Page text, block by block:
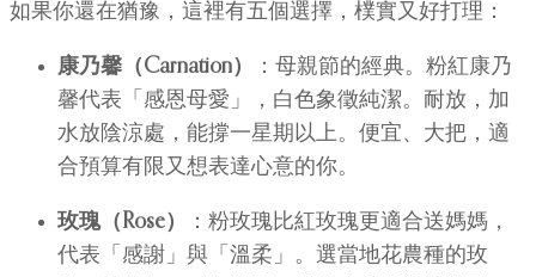
如果你還在猶豫，這裡有五個選擇，樸實又好打理：
康乃馨（Carnation）
：母親節的經典。粉紅康乃
馨代表「感恩母愛」，白色象徵純潔。耐放，加
水放陰涼處，能撐一星期以上。便宜、大把，適
合預算有限又想表達心意的你。
玫瑰（Rose）
：粉玫瑰比紅玫瑰更適合送媽媽，
代表「感謝」與「溫柔」。選當地花農種的玫